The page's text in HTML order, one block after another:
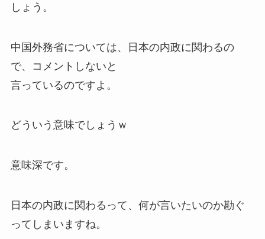
しょう。
中国外務省については、 日本の内政に関わるの
で、コメントしないと
言っているのですよ。
どういう意味でしょうｗ
意味深です。
日本の内政に関わるって、何が言いたいのか勘ぐ
ってしまいますね。